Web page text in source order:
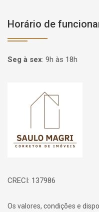
Horário de
Seg à sex: 9h às 18h
Página inicial
CRECI: 137986
Os valores, condições e